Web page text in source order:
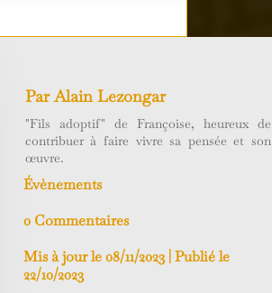
ParAlain Lezongar
"Fils adoptif" de Françoise, heureux de
contribuer à faire vivre sa pensée et son
œuvre.
Évènements
0 Commentaires
Mis à jour le 08/11/2023 | Publié le
22/10/2023